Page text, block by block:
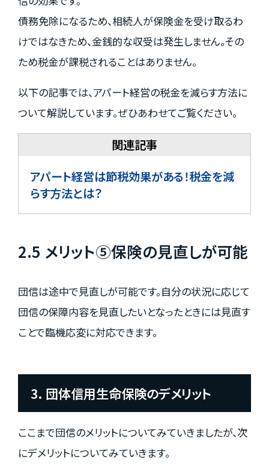
債務免除になるため、相続人が保険金を受け取るわ
けではなきため、金銭的な収受は発生しません。その
ため税金が課税されることはありません。
以下の記事では、アパート経営の税金を減らす方法に
ついて解説しています。ぜひあわせてご覧ください。
アパート経営は節税効果がある！税金を減
らす方法とは？
2.5 メリット⑤保険の見直しが可能
団信は途中で見直しが可能です。自分の状況に応じて
団信の保障内容を見直したいとなったときには見直す
ことで臨機応変に対応できます。
3. 団体信用生命保険のデメリット
ここまで団信のメリットについてみていきましたが、次
にデメリットについてみていきます。